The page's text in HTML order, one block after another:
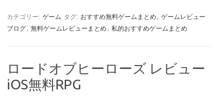
カテゴリー: ゲーム タグ: おすすめ無料ゲームまとめ , ゲームレビュー
ブログ, 無料ゲームレビューまとめ , 私的おすすめゲームまとめ
ロードオブヒーローズ レビュー
iOS無料RPG